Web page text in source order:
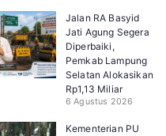
Jalan RA Basyid
Jati Agung Segera
Diperbaiki,
Pemkab Lampung
Selatan Alokasikan
Rp1,13 Miliar
6 Agustus 2026
Kementerian PU